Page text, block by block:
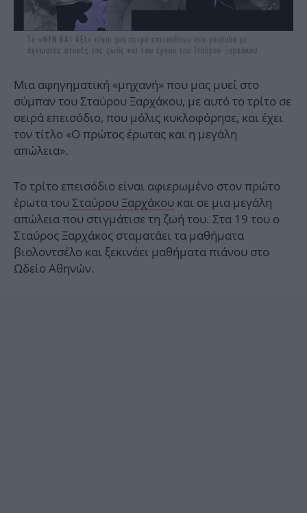
Το «ΝΥΝ ΚΑΙ ΑΕΙ» είναι μια σειρά επεισοδίων στο youtube με
άγνωστες πτυχές της ζωής και του έργου του Σταύρου Ξαρχάκου
Μια αφηγηματική «μηχανή» που μας μυεί στο
σύμπαν του Σταύρου Ξαρχάκου, με αυτό το τρίτο σε
σειρά επεισόδιο, που μόλις κυκλοφόρησε, και έχει
τον τίτλο «Ο πρώτος έρωτας και η μεγάλη
απώλεια».
Το τρίτο επεισόδιο είναι αφιερωμένο στον πρώτο
έρωτα τουΣταύρου Ξαρχάκου και σε μια μεγάλη
απώλεια που στιγμάτισε τη ζωή του. Στα 19 του ο
Σταύρος Ξαρχάκος σταματάει τα μαθήματα
βιολοντσέλο και ξεκινάει μαθήματα πιάνου στο
Ωδείο Αθηνών.